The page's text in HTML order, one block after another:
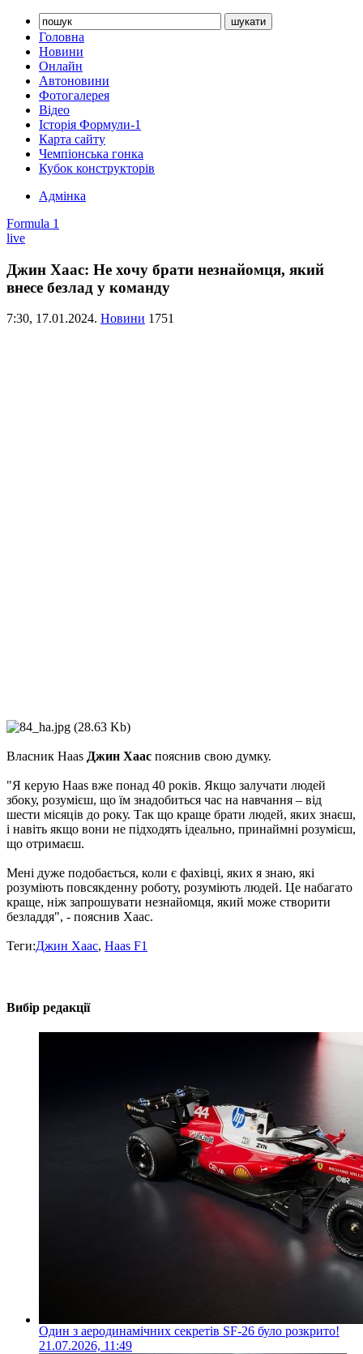
Головна
Новини
Онлайн
Автоновини
Фотогалерея
Відео
Історія Формули-1
Карта сайту
Чемпіонська гонка
Кубок конструкторів
Адмінка
Formula 1
live
Джин Хаас: Не хочу брати незнайомця, який
внесе безлад у команду
7:30, 17.01.2024. Новини 1751
Власник Haas Джин Хаас пояснив свою думку.
"Я керую Haas вже понад 40 років. Якщо залучати людей
збоку, розумієш, що їм знадобиться час на навчання – від
шести місяців до року. Так що краще брати людей, яких знаєш,
і навіть якщо вони не підходять ідеально, принаймні розумієш,
що отримаєш.
Мені дуже подобається, коли є фахівці, яких я знаю, які
розуміють повсякденну роботу, розуміють людей. Це набагато
краще, ніж запрошувати незнайомця, який може створити
безладдя", - пояснив Хаас.
Теги:Джин Хаас, Haas F1
Вибір редакції
Один з аеродинамічних секретів SF-26 було розкрито!
21.07.2026, 11:49